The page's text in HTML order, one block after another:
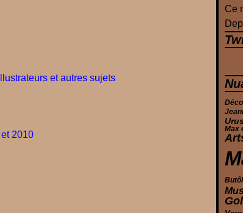
et autres sujets
2010
Ce
Max
Butô